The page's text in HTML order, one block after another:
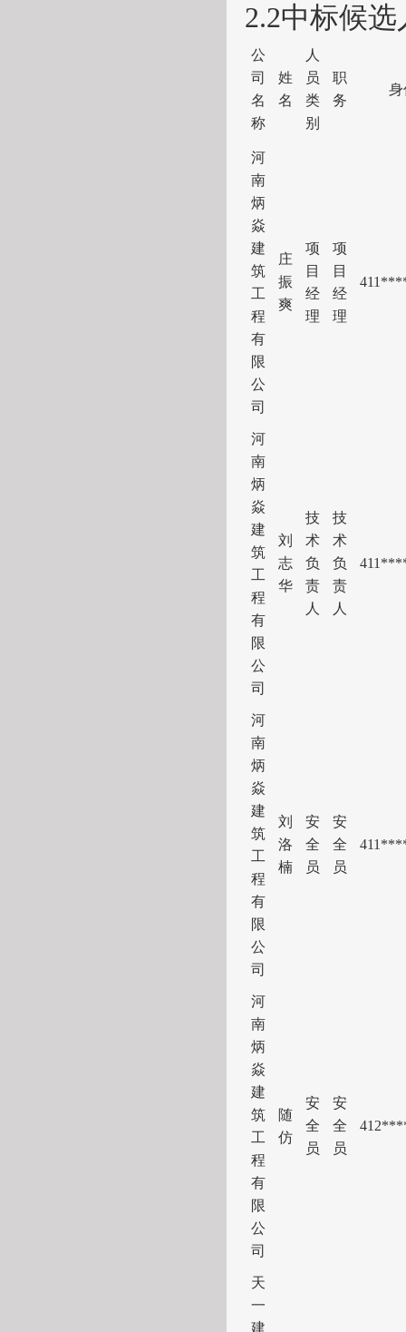
2.2中标候选
公
司
名
称
姓
名
人
员
类
别
职
务
身
河
南
炳
焱
建
筑
工
程
有
限
公
司
庄
振
爽
项
目
经
理
项
目
经
理
411
河
南
炳
焱
建
筑
工
程
有
限
公
司
刘
志
华
技
术
负
责
人
技
术
负
责
人
411
河
南
炳
焱
建
筑
工
程
有
限
公
司
刘
洛
楠
安
全
员
安
全
员
411
河
南
炳
焱
建
筑
工
程
有
限
公
司
随
仿
安
全
员
安
全
员
41
天
一
建